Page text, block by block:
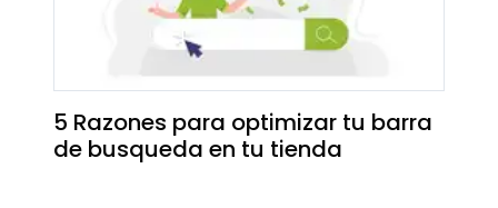
5 Razones para optimizar tu barra
de busqueda en tu tienda